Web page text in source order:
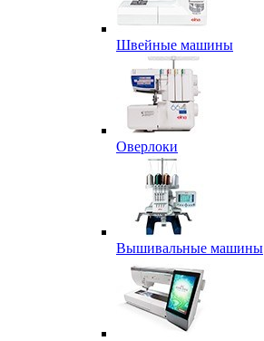
Швейные машины
Оверлоки
Вышивальные машины